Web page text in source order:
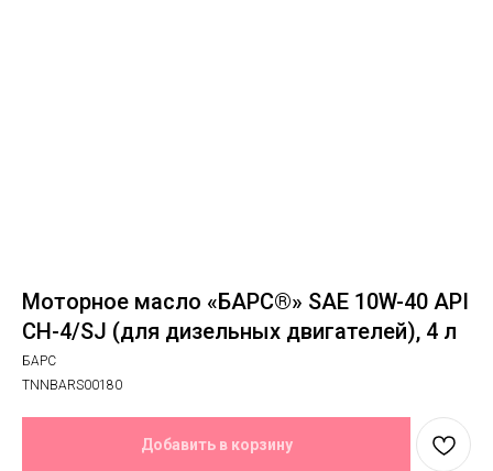
Моторное масло «БАРС®» SAE 10W-40 API
CH-4/SJ (для дизельных двигателей), 4 л
БАРС
TNNBARS00180
Добавить в корзину